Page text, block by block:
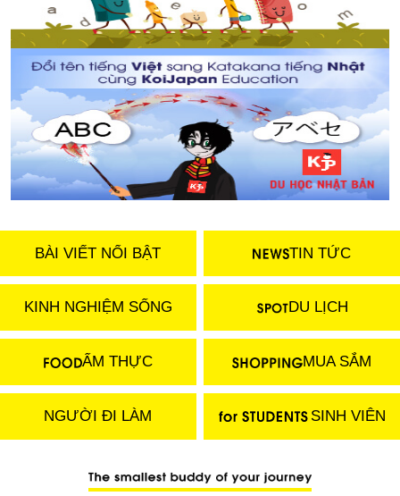
BÀI VIẾT NỔI BẬT TIN TỨC
KINH NGHIỆM SỐNG DU LỊCH
ẨM THỰC MUA SẮM
NGƯỜI ĐI LÀM SINH VIÊN